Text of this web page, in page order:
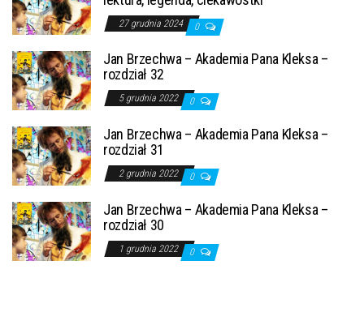
27 grudnia 2024 0
Jan Brzechwa – Akademia Pana Kleksa –
rozdział 32
5 grudnia 2022 0
Jan Brzechwa – Akademia Pana Kleksa –
rozdział 31
2 grudnia 2022 0
Jan Brzechwa – Akademia Pana Kleksa –
rozdział 30
1 grudnia 2022 0